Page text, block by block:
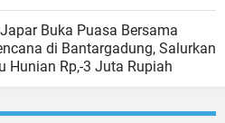
Buka Puasa Bersama
di Bantargadung, Salurkan
Hunian Rp,-3 Juta Rupiah